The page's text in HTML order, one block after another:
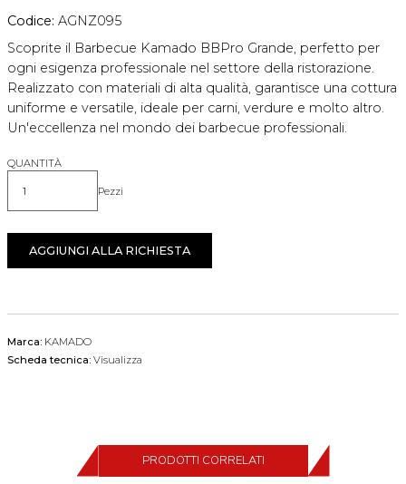
Codice: AGNZ095
Scoprite il Barbecue Kamado BBPro Grande, perfetto per
ogni esigenza professionale nel settore della ristorazione.
Realizzato con materiali di alta qualità, garantisce una cottura
uniforme e versatile, ideale per carni, verdure e molto altro.
Un'eccellenza nel mondo dei barbecue professionali.
QUANTITÀ
Quantità Pezzi
AGGIUNGI ALLA RICHIESTA
Marca: KAMADO
Scheda tecnica: Visualizza
PRODOTTI CORRELATI